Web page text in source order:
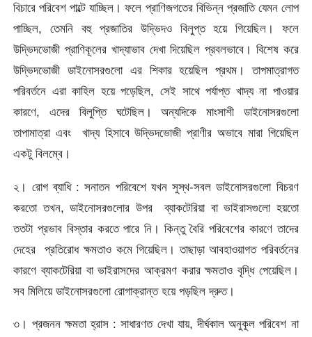
বিচারে পরিবেশ পাল্টে যাচ্ছিল। ফলে প্রাণিজগতের বিভিন্ন প্রজাতি যেমন লোপ
পাচ্ছিল, তেমনি বহু প্রজাতির উদ্ভিদও বিলুপ্ত হয়ে গিয়েছিল। ফলে
উদ্ভিদভোজী প্রাণিকূলের খাদ্যাভাব দেখা দিয়েছিল প্রবলভাবে। বিশেষ করে
উদ্ভিদভোজী ডাইনোসরগুলো এর শিকার হয়েছিল প্রথম। তাপমাত্রাগত
পরিবর্তনে এরা কাহিল হয়ে পড়েছিল, সেই সাথে পর্যাপ্ত খাদ্য না পাওয়ার
কারণে, এদের বিলুপ্তি ঘটেছিল। অন্যদিকে মাংসাশী ডাইনোসরগুলো
তাপামাত্রা এবং খাদ্য হিসাবে উদ্ভিদভোজী প্রাণীর অভাবে মারা গিয়েছিল
একটু বিলম্বে।
২। রোগ ব্যাধি : সনাতন পরিবেশে যখন সুস্থ-সবল ডাইনোসরগুলো বিচরণ
করতো তখন, ডাইনোসরগুলোর উপর ব্যাকটেরিয়া বা ভাইরাসগুলো হয়তো
ততটা প্রভাব বিস্তার করতে পারে নি। কিন্তু বৈরি পরিবেশের কারণে তাদের
দেহের প্রতিরোধ ক্ষমতাও কমে গিয়েছিল। তাছাড়া আবহাওয়াগত পরিবর্তনের
কারণে ব্যাকটেরিয়া বা ভাইরাসদের আক্রমণ করার ক্ষমতাও বৃদ্ধি পেয়েছিল।
সব মিলিয়ে ডাইনোসরগুলো রোগাক্রান্ত হয়ে পড়ছিল দ্রুত।
৩। প্রজনন ক্ষমতা হ্রাস : সাধারণত দেখা যায়, দীর্ঘকাল অনুকূল পরিবেশ না